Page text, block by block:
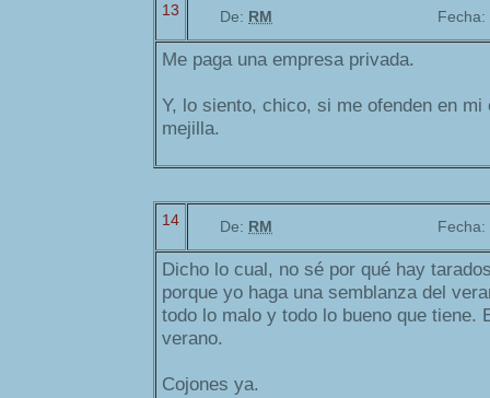
13 De: RM Fecha:
Me paga una empresa privada.
Y, lo siento, chico, si me ofenden en mi
mejilla.
14 De: RM Fecha:
Dicho lo cual, no sé por qué hay
porque yo haga una semblanza del
todo lo malo y todo lo bueno que tiene.
verano.
Cojones ya.